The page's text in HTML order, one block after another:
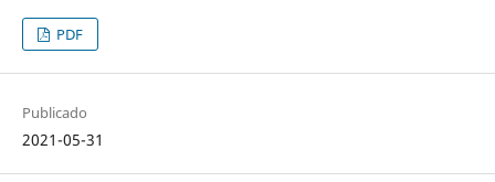
PDF
Publicado
2021-05-31